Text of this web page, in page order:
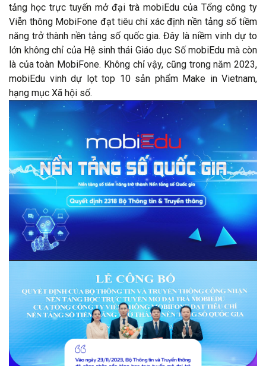
tảng học trực tuyến mở đại trà mobiEdu của Tổng công ty
Viễn thông MobiFone đạt tiêu chí xác định nền tảng số tiềm
năng trở thành nền tảng số quốc gia. Đây là niềm vinh dự to
lớn không chỉ của Hệ sinh thái Giáo dục Số mobiEdu mà còn
là của toàn MobiFone. Không chỉ vậy, cũng trong năm 2023,
mobiEdu vinh dự lọt top 10 sản phẩm Make in Vietnam,
hạng mục Xã hội số.